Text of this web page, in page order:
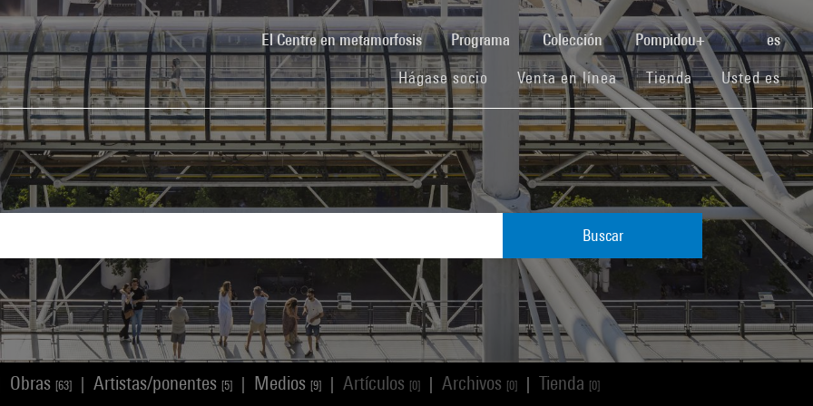
El Centre en metamorfosis(current)Programa Colección Pompidou+ es
Hágase socio (current)
Venta en línea(current)
Tienda(current)Usted es
Buscar
Obras [63] Artistas/ponentes [5] Medios [9] Artículos [0] Archivos [0] Tienda [0]